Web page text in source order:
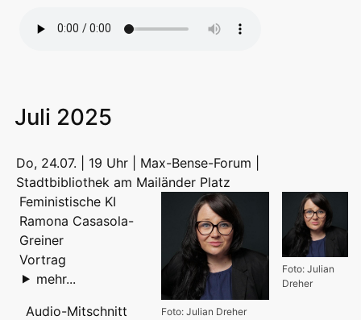
Juli 2025
Do, 24.07. | 19 Uhr | Max-Bense-Forum |
Stadtbibliothek am Mailänder Platz
Foto: Julian
Dreher
Foto: Julian Dreher
Feministische KI
Ramona Casasola-
Greiner
Vortrag
mehr...
Audio-Mitschnitt